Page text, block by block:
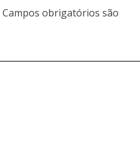
Campos obrigatórios são